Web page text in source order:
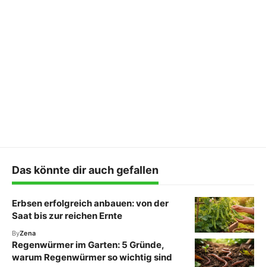
Das könnte dir auch gefallen
Erbsen erfolgreich anbauen: von der
Saat bis zur reichen Ernte
ByZena
Regenwürmer im Garten: 5 Gründe,
warum Regenwürmer so wichtig sind